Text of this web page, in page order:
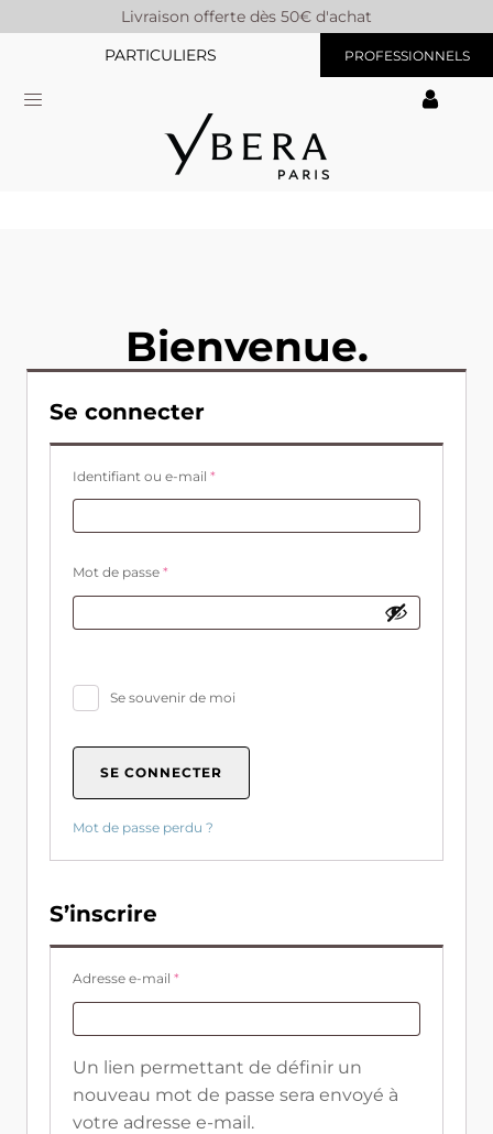
Livraison offerte dès 50€ d'achat
PARTICULIERS
PROFESSIONNELS
Bienvenue.
Se connecter
Identifiant ou e-mail *
Mot de passe *
Se souvenir de moi
SE CONNECTER
Mot de passe perdu ?
S’inscrire
Adresse e-mail *
Un lien permettant de définir un
nouveau mot de passe sera envoyé à
votre adresse e-mail.